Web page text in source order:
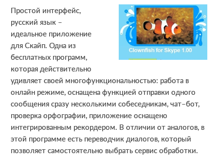
Простой интерфейс,
русский язык –
идеальное приложение
для Скайп. Одна из
бесплатных программ,
которая действительно
удивляет своей многофункциональностью: работа в
онлайн режиме, оснащена функцией отправки одного
сообщения сразу несколькими собеседникам, чат–бот,
проверка орфографии, приложение оснащено
интегрированным рекордером. В отличии от аналогов, в
этой программе есть переводчик диалогов, который
позволяет самостоятельно выбрать сервис обработки.